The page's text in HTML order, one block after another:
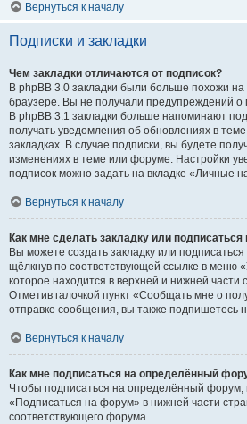
Вернуться к началу
Подписки и закладки
Чем закладки отличаются от подписок?
В phpBB 3.0 закладки были больше похожи
браузере. Вы не получали предупреждений
В phpBB 3.1 закладки больше напоминают
получать уведомления об обновлениях в
закладках. В случае подписки, вы будете
изменениях в теме или форуме. Настройки
подписок можно задать на вкладке «Личные
Вернуться к началу
Как мне сделать закладку или
Вы можете создать закладку или
щёлкнув по соответствующей ссылке в меню
которое находится в верхней и нижней
Отметив галочкой пункт «Сообщать мне о
отправке сообщения, вы также подпишетесь
Вернуться к началу
Как мне подписаться на определённый
Чтобы подписаться на определённый форум,
«Подписаться на форум» в нижней части
соответствующего форума.